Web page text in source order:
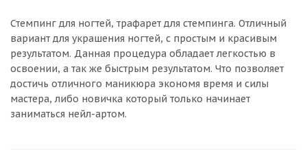
Стемпинг для ногтей, трафарет для стемпинга. Отличный
вариант для украшения ногтей, с простым и красивым
результатом. Данная процедура обладает легкостью в
освоении, а так же быстрым результатом. Что позволяет
достичь отличного маникюра экономя время и силы
мастера, либо новичка который только начинает
заниматься нейл-артом.